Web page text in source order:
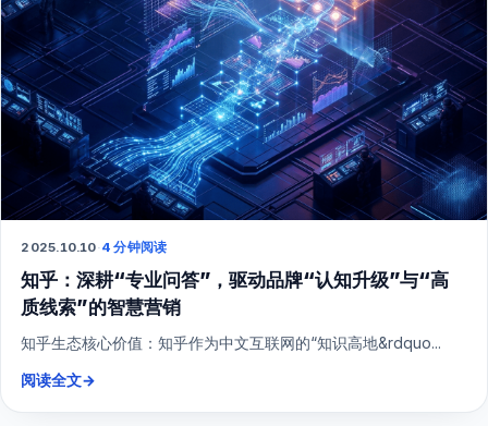
2025.10.10·4 分钟阅读
知乎：深耕“专业问答”，驱动品牌“认知升级”与“高
质线索”的智慧营销
知乎生态核心价值：知乎作为中文互联网的“知识高地&rdquo...
阅读全文→